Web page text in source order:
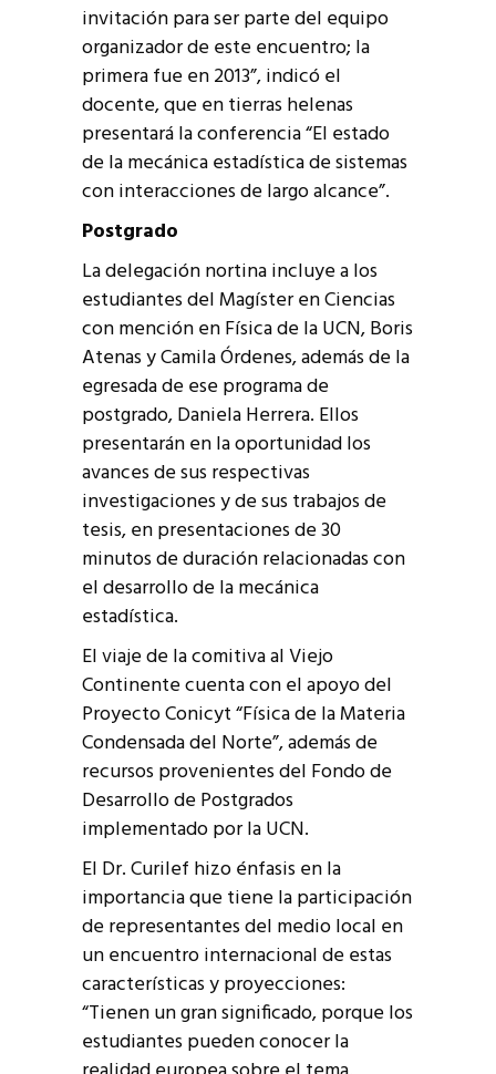
invitación para ser parte del equipo
organizador de este encuentro; la
primera fue en 2013”, indicó el
docente, que en tierras helenas
presentará la conferencia “El estado
de la mecánica estadística de sistemas
con interacciones de largo alcance”.
Postgrado
La delegación nortina incluye a los
estudiantes del Magíster en Ciencias
con mención en Física de la UCN, Boris
Atenas y Camila Órdenes, además de la
egresada de ese programa de
postgrado, Daniela Herrera. Ellos
presentarán en la oportunidad los
avances de sus respectivas
investigaciones y de sus trabajos de
tesis, en presentaciones de 30
minutos de duración relacionadas con
el desarrollo de la mecánica
estadística.
El viaje de la comitiva al Viejo
Continente cuenta con el apoyo del
Proyecto Conicyt “Física de la Materia
Condensada del Norte”, además de
recursos provenientes del Fondo de
Desarrollo de Postgrados
implementado por la UCN.
El Dr. Curilef hizo énfasis en la
importancia que tiene la participación
de representantes del medio local en
un encuentro internacional de estas
características y proyecciones:
“Tienen un gran significado, porque los
estudiantes pueden conocer la